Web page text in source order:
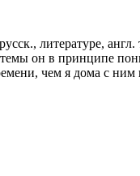
литературе,
он в принципе
чем я дома с